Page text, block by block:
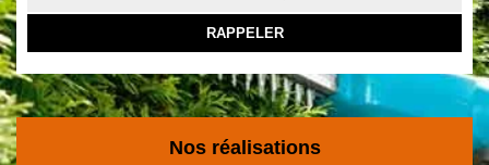
Nos réalisations